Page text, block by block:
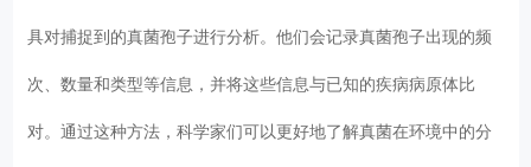
具对捕捉到的真菌孢子进行分析。他们会记录真菌孢子出现的频
次、数量和类型等信息，并将这些信息与已知的疾病病原体比
对。通过这种方法，科学家们可以更好地了解真菌在环境中的分